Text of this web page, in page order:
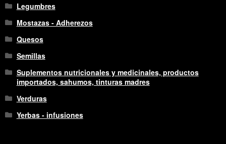
Legumbres
Mostazas - Adherezos
Quesos
Semillas
Suplementos nutricionales y medicinales, productos
importados, sahumos, tinturas madres
Verduras
Yerbas - infusiones